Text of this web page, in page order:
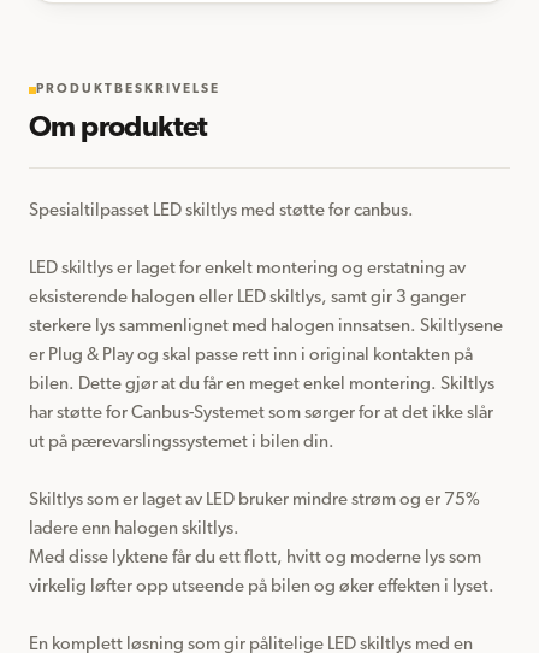
PRODUKTBESKRIVELSE
Om produktet
Spesialtilpasset LED skiltlys med støtte for canbus.
LED skiltlys er laget for enkelt montering og erstatning av
eksisterende halogen eller LED skiltlys, samt gir 3 ganger
sterkere lys sammenlignet med halogen innsatsen. Skiltlysene
er Plug & Play og skal passe rett inn i original kontakten på
bilen. Dette gjør at du får en meget enkel montering. Skiltlys
har støtte for Canbus-Systemet som sørger for at det ikke slår
ut på pærevarslingssystemet i bilen din.
Skiltlys som er laget av LED bruker mindre strøm og er 75%
ladere enn halogen skiltlys.
Med disse lyktene får du ett flott, hvitt og moderne lys som
virkelig løfter opp utseende på bilen og øker effekten i lyset.
En komplett løsning som gir pålitelige LED skiltlys med en